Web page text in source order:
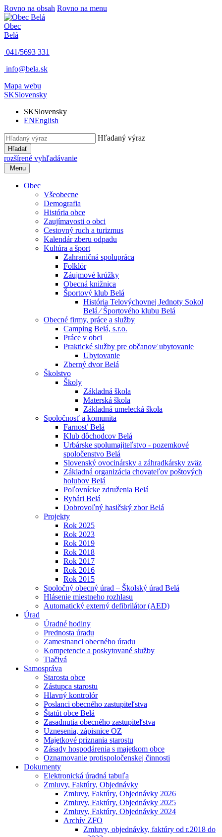
Rovno na obsah Rovno na menu
Obec
Belá
041/5693 331
info@bela.sk
Mapa webu
SKSlovensky
SKSlovensky
ENEnglish
Hľadaný výraz
Hľadať
rozšírené vyhľadávanie
Menu
Obec
Všeobecne
Demografia
História obce
Zaujímavosti o obci
Cestovný ruch a turizmus
Kalendár zberu odpadu
Kultúra a šport
Zahraničná spolupráca
Folklór
Záujmové krúžky
Obecná knižnica
Športový klub Belá
História Telovýchovnej Jednoty Sokol
Belá ⁄ Športového klubu Belá
Obecné firmy, práce a služby
Camping Belá, s.r.o.
Práce v obci
Praktické služby pre občanov⁄ ubytovanie
Ubytovanie
Zberný dvor Belá
Školstvo
Školy
Základná škola
Materská škola
Základná umelecká škola
Spoločnosť a komunita
Farnosť Belá
Klub dôchodcov Belá
Urbárske spolumajiteľstvo - pozemkové
spoločenstvo Belá
Slovenský ovocinársky a záhradkársky zväz
Základná organizácia chovateľov poštových
holubov Belá
Poľovnícke združenia Belá
Rybári Belá
Dobrovoľný hasičský zbor Belá
Projekty
Rok 2025
Rok 2023
Rok 2019
Rok 2018
Rok 2017
Rok 2016
Rok 2015
Spoločný obecný úrad – Školský úrad Belá
Hlásenie miestneho rozhlasu
Automatický externý defibrilátor (AED)
Úrad
Úradné hodiny
Prednosta úradu
Zamestnanci obecného úradu
Kompetencie a poskytované služby
Tlačivá
Samospráva
Starosta obce
Zástupca starostu
Hlavný kontrolór
Poslanci obecného zastupiteľstva
Štatút obce Belá
Zasadnutia obecného zastupiteľstva
Uznesenia, zápisnice OZ
Majetkové priznania starostu
Zásady hospodárenia s majetkom obce
Oznamovanie protispoločenskej činnosti
Dokumenty
Elektronická úradná tabuľa
Zmluvy, Faktúry, Objednávky
Zmluvy, Faktúry, Objednávky 2026
Zmluvy, Faktúry, Objednávky 2025
Zmluvy, Faktúry, Objednávky 2024
Archív ZFO
Zmluvy, objednávky, faktúry od r.2018 do